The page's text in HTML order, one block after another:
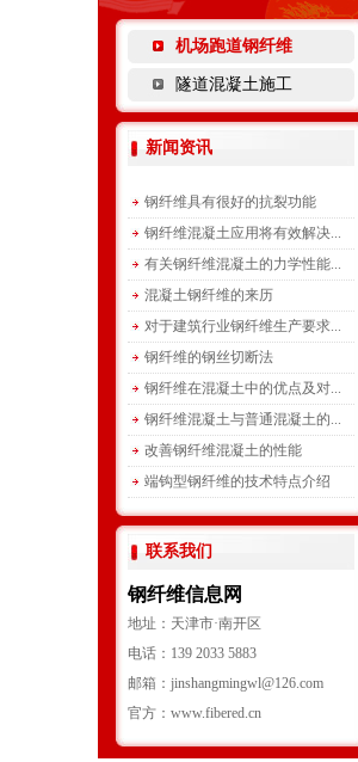
机场跑道钢纤维
隧道混凝土施工
新闻资讯
钢纤维具有很好的抗裂功能
钢纤维混凝土应用将有效解决...
有关钢纤维混凝土的力学性能...
混凝土钢纤维的来历
对于建筑行业钢纤维生产要求...
钢纤维的钢丝切断法
钢纤维在混凝土中的优点及对...
钢纤维混凝土与普通混凝土的...
改善钢纤维混凝土的性能
端钩型钢纤维的技术特点介绍
联系我们
钢纤维信息网
地址：天津市·南开区
电话：139 2033 5883
邮箱：jinshangmingwl@126.com
官方：www.fibered.cn